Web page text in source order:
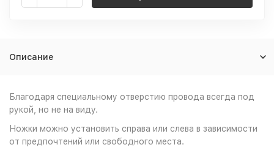
Описание
Благодаря специальному отверстию провода всегда под
рукой, но не на виду.
Ножки можно установить справа или слева в зависимости
от предпочтений или свободного места.